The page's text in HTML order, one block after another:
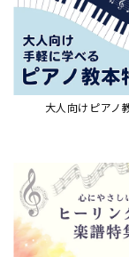
おすすめ記事